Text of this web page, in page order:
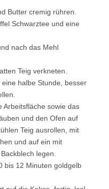
Butter cremig rühren.
Schwarztee und eine
nach das Mehl
Teig verkneten.
halbe Stunde, besser
Arbeitsfläche sowie das
und den Ofen auf
Teig ausrollen, mit
und auf ein mit
legen.
bis 12 Minuten goldgelb